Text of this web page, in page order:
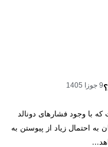
9 جوزا 1405
با وجود فشارهای دونالد
به احتمال زیاد از پیوستن به